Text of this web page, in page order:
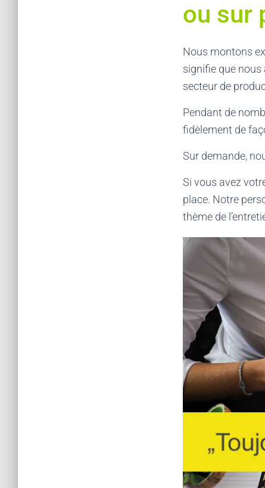
ou sur
Nous montons
signifie que
secteur de
Pendant de
fidèlement de
Sur demande,
Si vous avez
place. Notre
thème de